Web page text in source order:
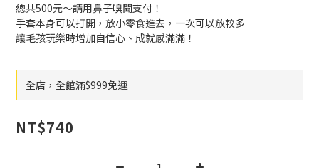
總共500元～請用鼻子嗅聞支付！
手套本身可以打開，放小零食進去，一次可以放較多
讓毛孩玩樂時增加自信心、成就感滿滿！
全店，全館滿$999免運
NT$740